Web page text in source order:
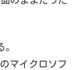
。
マイクロソフ